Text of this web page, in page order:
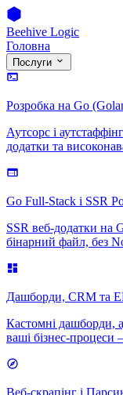
Beehive Logic
Головна
Послуги
Розробка на Go
Аутсорс і
додатки та
Go Full-Stack і SSR
SSR веб-додатки на
бінарний файл, без
Дашборди, CRM та
Кастомні дашборди,
ваші бізнес-процеси